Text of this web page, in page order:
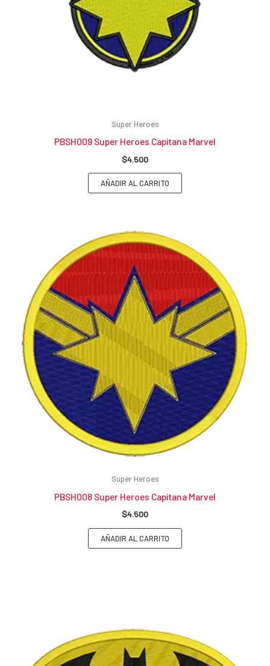
Super Heroes
PBSH009 Super Heroes Capitana Marvel
$4.500
AÑADIR AL CARRITO
Super Heroes
PBSH008 Super Heroes Capitana Marvel
$4.500
AÑADIR AL CARRITO